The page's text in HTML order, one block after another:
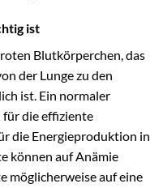
ist
Blutkörperchen, das
der Lunge zu den
ist. Ein normaler
die effiziente
die Energieproduktion in
können auf Anämie
möglicherweise auf eine